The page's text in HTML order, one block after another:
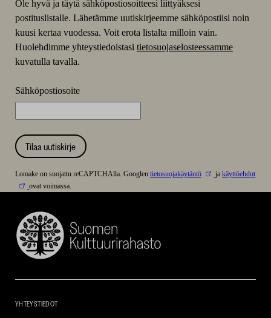
Ole hyvä ja täytä sähköpostiosoitteesi liittyäksesi
postituslistalle. Lähetämme uutiskirjeemme sähköpostiisi noin
kuusi kertaa vuodessa. Voit erota listalta milloin vain.
Huolehdimme yhteystiedoistasi tietosuojaselosteessamme
kuvatulla tavalla.
Sähköpostiosoite
Tilaa uutiskirje
Lomake on suojattu reCAPTCHAlla. Googlen tietosuojakäytäntö jakäyttöehdot
ovat voimassa.
Suomen
Kulttuurirahasto
YHTEYSTIEDOT